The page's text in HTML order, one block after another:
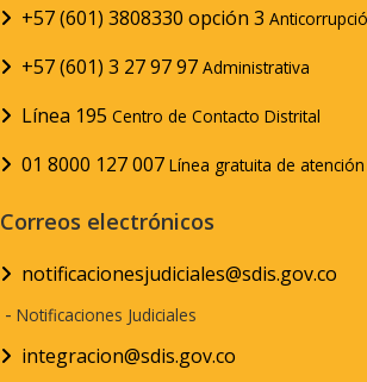
+57 (601) 3808330 opción 3
+57 (601) 3 27 97 97 Administrativa
Línea 195 Centro de Contacto Distrital
01 8000 127 007 Línea gratuita de
Correos electrónicos
notificacionesjudiciales@sdis.gov.co
- Notificaciones Judiciales
integracion@sdis.gov.co